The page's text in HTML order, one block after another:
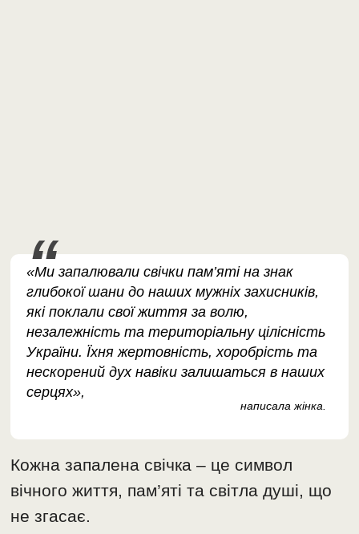
«Ми запалювали свічки пам’яті на знак
глибокої шани до наших мужніх захисників,
які поклали свої життя за волю,
незалежність та територіальну цілісність
України. Їхня жертовність, хоробрість та
нескорений дух навіки залишаться в наших
серцях»,
написала жінка.
Кожна запалена свічка – це символ
вічного життя, пам’яті та світла душі, що
не згасає.